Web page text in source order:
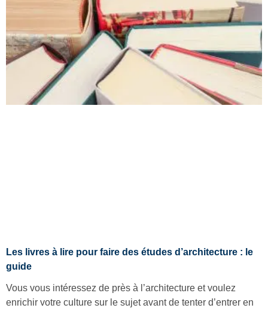
Les livres à lire pour faire des études d’architecture : le
guide
Vous vous intéressez de près à l’architecture et voulez
enrichir votre culture sur le sujet avant de tenter d’entrer en